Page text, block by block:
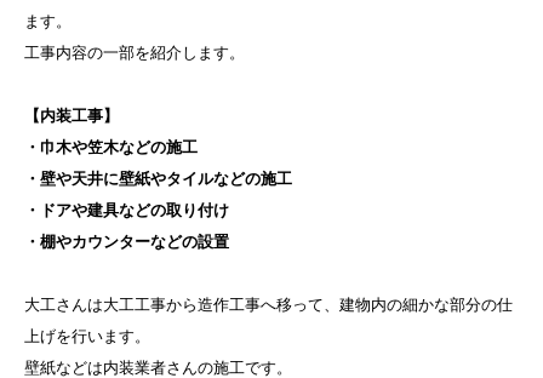
ます。
工事内容の一部を紹介します。
【内装工事】
・巾木や笠木などの施工
・壁や天井に壁紙やタイルなどの施工
・ドアや建具などの取り付け
・棚やカウンターなどの設置
大工さんは大工工事から造作工事へ移って、建物内の細かな部分の仕
上げを行います。
壁紙などは内装業者さんの施工です。